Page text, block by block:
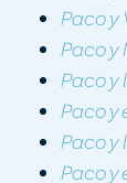
Paco y
Paco y
Paco y
Paco y
Paco y
Paco y